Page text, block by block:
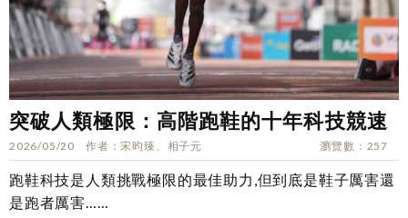
突破人類極限：高階跑鞋的十年科技競速
2026/05/20 作者 宋昀臻、相子元 瀏覽數 257
跑鞋科技是人類挑戰極限的最佳助力,但到底是鞋子厲害還
是跑者厲害……